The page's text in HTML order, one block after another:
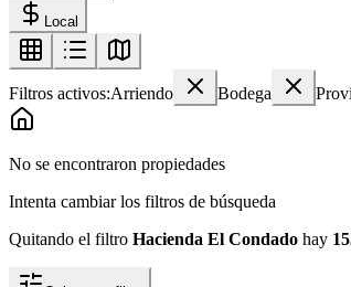
Local
Filtros activos:Arriendo Bodega
No se encontraron propiedades
Intenta cambiar los filtros de búsqueda
Quitando el filtro Hacienda El Condado hay